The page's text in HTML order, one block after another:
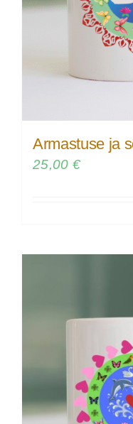
Armastuse ja
25,00 €